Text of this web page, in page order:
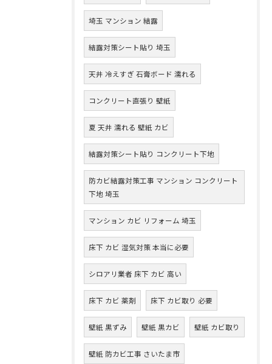
埼玉 マンション 結露
結露対策シート貼り 埼玉
天井 冷えすぎ 石膏ボード 濡れる
コンクリート直張り 壁紙
夏 天井 濡れる 壁紙 カビ
結露対策シート貼り コンクリート下地
防カビ結露対策工事 マンション コンクリート
下地 埼玉
マンション カビ リフォーム 埼玉
床下 カビ 湿気対策 本当に必要
シロアリ業者 床下 カビ 高い
床下 カビ 薬剤 床下 カビ取り 必要
壁紙 黒ずみ 壁紙 黒カビ 壁紙 カビ取り
壁紙 防カビ工事 さいたま市